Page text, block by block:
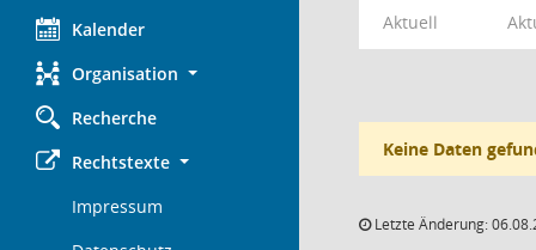
Kalender
Organisation
Recherche
Rechtstexte
Impressum
Aktuell
Keine Daten
Letzte Änderung: